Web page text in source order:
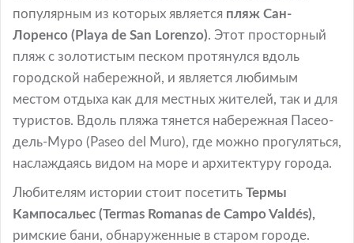
популярным из которых является пляж Сан-
Лоренсо (Playa de San Lorenzo). Этот просторный
пляж с золотистым песком протянулся вдоль
городской набережной, и является любимым
местом отдыха как для местных жителей, так и для
туристов. Вдоль пляжа тянется набережная Пасео-
дель-Муро (Paseo del Muro), где можно прогуляться,
наслаждаясь видом на море и архитектуру города.
Любителям истории стоит посетить Термы
Кампосальес (Termas Romanas de Campo Valdés),
римские бани, обнаруженные в старом городе.